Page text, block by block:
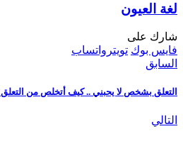
لغة العيون
شارك على
فايس بوك تويتر واتساب
السابق
التعلق بشخص لا يحبني .. كيف أتخلص من التعلق
التالي